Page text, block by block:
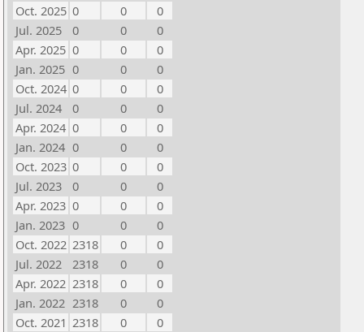
Oct. 2025 0 0
0
Jul. 2025
0 0
0
Apr. 2025 0 0
0
Jan. 2025 0 0
0
Oct. 2024 0 0
0
Jul. 2024
0 0
0
Apr. 2024 0 0
0
Jan. 2024 0 0
0
Oct. 2023 0 0
0
Jul. 2023
0 0
0
Apr. 2023 0 0
0
Jan. 2023 0 0
0
Oct. 2022 2318 0
0
Jul. 2022
2318 0
0
Apr. 2022 2318 0
0
Jan. 2022 2318 0
0
Oct. 2021 2318 0
0